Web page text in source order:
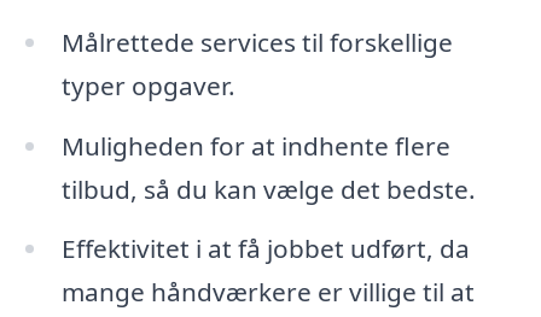
Målrettede services til forskellige
typer opgaver.
Muligheden for at indhente flere
tilbud, så du kan vælge det bedste.
Effektivitet i at få jobbet udført, da
mange håndværkere er villige til at